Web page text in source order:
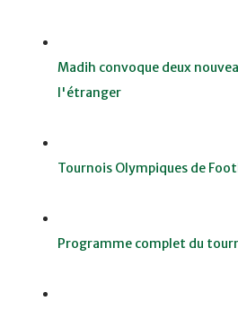
Madih convoque deux
l'étranger
Tournois Olympiques de
Programme complet du